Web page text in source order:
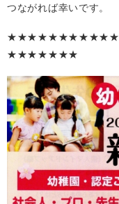
つながれば幸いです。
★★★★★★★